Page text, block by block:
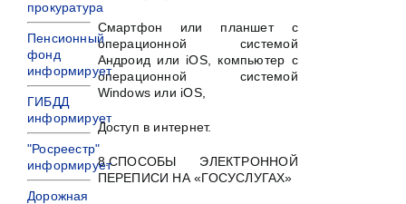
Смартфон или планшет с
операционной системой
Андроид или iOS, компьютер с
операционной системой
Windows или iOS,
Доступ в интернет.
8.СПОСОБЫ ЭЛЕКТРОННОЙ
ПЕРЕПИСИ НА «ГОСУСЛУГАХ»
прокуратура
Пенсионный
фонд
информирует
ГИБДД
информирует
"Росреестр"
информирует
Дорожная